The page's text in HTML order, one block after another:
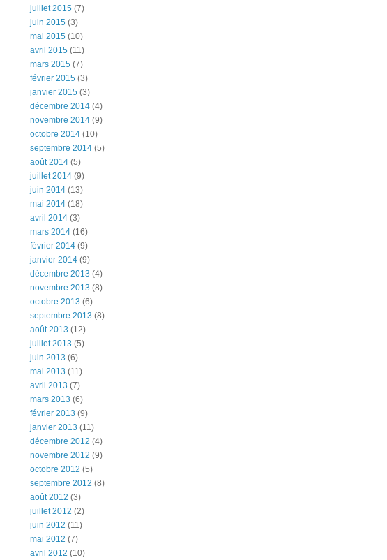
juillet 2015 (7)
juin 2015 (3)
mai 2015 (10)
avril 2015 (11)
mars 2015 (7)
février 2015 (3)
janvier 2015 (3)
décembre 2014 (4)
novembre 2014 (9)
octobre 2014 (10)
septembre 2014 (5)
août 2014 (5)
juillet 2014 (9)
juin 2014 (13)
mai 2014 (18)
avril 2014 (3)
mars 2014 (16)
février 2014 (9)
janvier 2014 (9)
décembre 2013 (4)
novembre 2013 (8)
octobre 2013 (6)
septembre 2013 (8)
août 2013 (12)
juillet 2013 (5)
juin 2013 (6)
mai 2013 (11)
avril 2013 (7)
mars 2013 (6)
février 2013 (9)
janvier 2013 (11)
décembre 2012 (4)
novembre 2012 (9)
octobre 2012 (5)
septembre 2012 (8)
août 2012 (3)
juillet 2012 (2)
juin 2012 (11)
mai 2012 (7)
avril 2012 (10)